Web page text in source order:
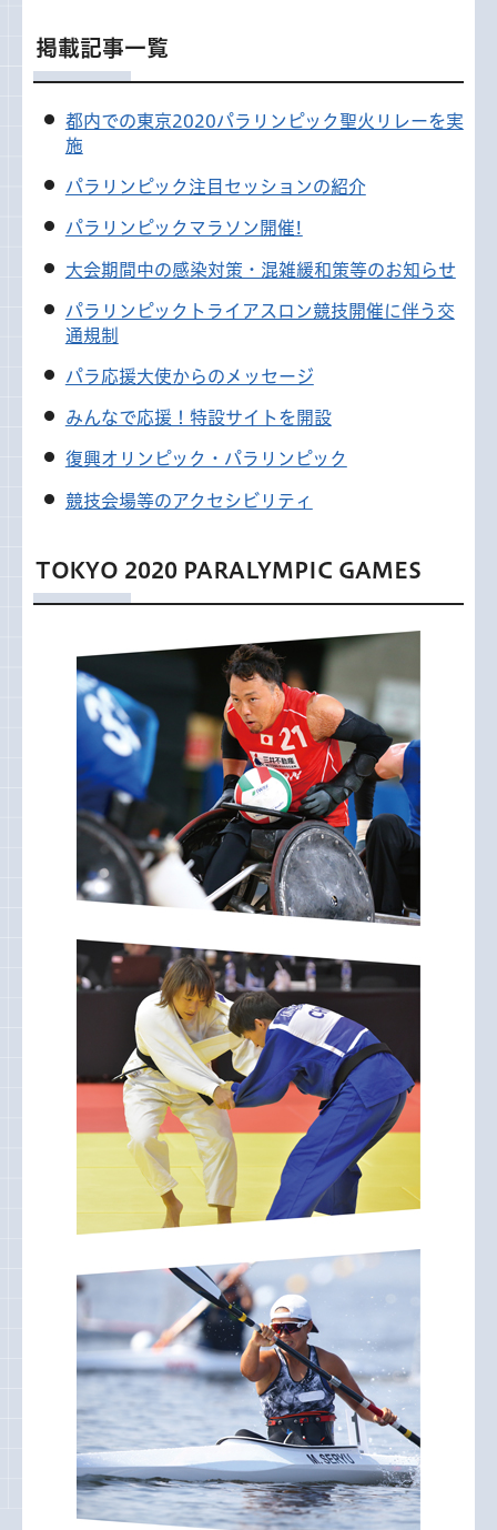
掲載記事一覧
都内での東京2020パラリンピック聖火リレーを実
施
パラリンピック注目セッションの紹介
パラリンピックマラソン開催!
大会期間中の感染対策・混雑緩和策等のお知らせ
パラリンピックトライアスロン競技開催に伴う交
通規制
パラ応援大使からのメッセージ
みんなで応援！特設サイトを開設
復興オリンピック・パラリンピック
競技会場等のアクセシビリティ
TOKYO 2020 PARALYMPIC GAMES